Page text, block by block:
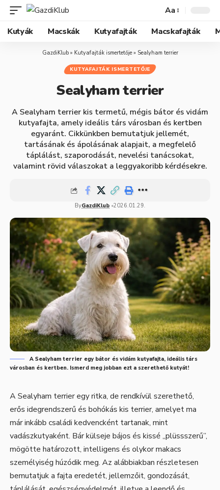
Aa
Kutyák
Macskák Kutyafajták Macskafajták
GazdiKlub» Kutyafajták ismertetője» Sealyham terrier
KUTYAFAJTÁK ISMERTETŐJE
Sealyham terrier
A Sealyham terrier kis termetű, mégis bátor és vidám
kutyafajta, amely ideális társ városban és kertben
egyaránt. Cikkünkben bemutatjuk jellemét,
tartásának és ápolásának alapjait, a megfelelő
táplálást, szaporodását, nevelési tanácsokat,
valamint rövid válaszokat a leggyakoribb kérdésekre.
ByGazdiKlub 2026.01.29.
A Sealyham terrier egy bátor és vidám kutyafajta, ideális társ
városban és kertben. Ismerd meg jobban ezt a szerethető kutyát!
A Sealyham terrier egy ritka, de rendkívül szerethető,
erős idegrendszerű és bohókás kis terrier, amelyet ma
már inkább családi kedvencként tartanak, mint
vadászkutyaként. Bár külseje bájos és kissé „plüssszerű”,
mögötte határozott, intelligens és olykor makacs
személyiség húzódik meg. Az alábbiakban részletesen
bemutatjuk a fajta eredetét, jellemzőit, gondozását,